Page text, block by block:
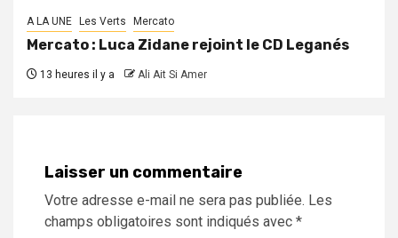
A LA UNE Les Verts Mercato
Mercato : Luca Zidane rejoint le CD Leganés
13 heures il y a Ali Ait Si Amer
Laisser un commentaire
Votre adresse e-mail ne sera pas publiée. Les
champs obligatoires sont indiqués avec *